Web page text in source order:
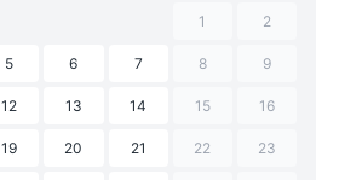
1 2
5 6 7 8 9
12 13 14 15 16
19 20 21 22 23